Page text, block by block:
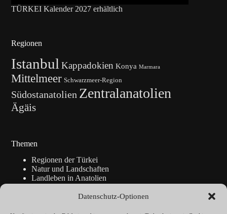
Datenschutz-Optionen
TÜRKEI Kalender 2027 erhältlich
Regionen
Istanbul Kappadokien Konya Marmara
Mittelmeer Schwarzmeer-Region
Südostanatolien Zentralanatolien
Ägäis
Themen
Regionen der Türkei
Natur und Landschaften
Landleben in Anatolien